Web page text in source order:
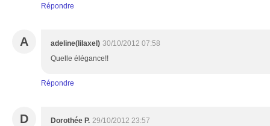
Répondre
A adeline(lilaxel) 30/10/2012 07:58
Quelle élégance!!
Répondre
D Dorothée P. 29/10/2012 23:57